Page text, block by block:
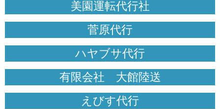
美園運転代行社
菅原代行
ハヤブサ代行
有限会社 大館陸送
えびす代行